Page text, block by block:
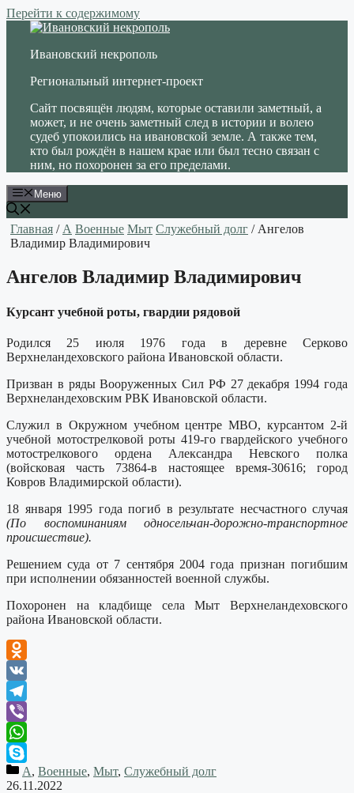
Перейти к содержимому
Ивановский некрополь
Региональный интернет-проект
Сайт посвящён людям, которые оставили заметный, а
может, и не очень заметный след в истории и волею
судеб упокоились на ивановской земле. А также тем,
кто был рождён в нашем крае или был тесно связан с
ним, но похоронен за его пределами.
Меню
Главная / А Военные Мыт Служебный долг / Ангелов
Владимир Владимирович
Ангелов Владимир Владимирович
Курсант учебной роты, гвардии рядовой
Родился 25 июля 1976 года в деревне Серково
Верхнеландеховского района Ивановской области.
Призван в ряды Вооруженных Сил РФ 27 декабря 1994 года
Верхнеландеховским РВК Ивановской области.
Служил в Окружном учебном центре МВО, курсантом 2-й
учебной мотострелковой роты 419-го гвардейского учебного
мотострелкового ордена Александра Невского полка
(войсковая часть 73864-в настоящее время-30616; город
Ковров Владимирской области).
18 января 1995 года погиб в результате несчастного случая
(По воспоминаниям односельчан-дорожно-транспортное
происшествие).
Решением суда от 7 сентября 2004 года признан погибшим
при исполнении обязанностей военной службы.
Похоронен на кладбище села Мыт Верхнеландеховского
района Ивановской области.
Odnoklassniki
VK
Telegram
Viber
WhatsApp
Skype
А, Военные, Мыт, Служебный долг
26.11.2022